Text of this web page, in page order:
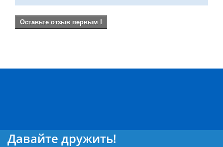
Оставьте отзыв первым !
Давайте дружить!